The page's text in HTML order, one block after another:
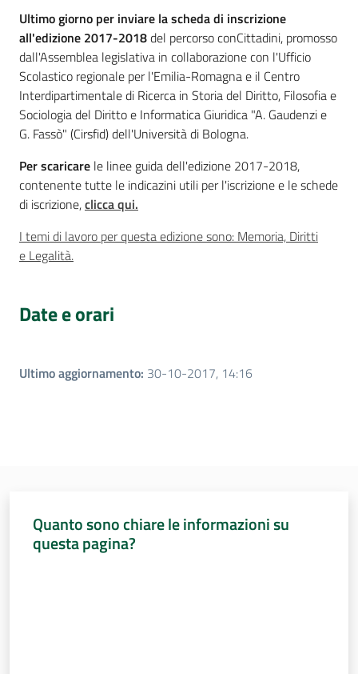
Seguici
su
Attività
Cos'è
Ultimo giorno per inviare la scheda di inscrizione
all'edizione 2017-2018del percorso conCittadini, promosso
dall'Assemblea legislativa in collaborazione con l'Ufficio
Scolastico regionale per l'Emilia-Romagna e il Centro
Interdipartimentale di Ricerca in Storia del Diritto, Filosofia e
Sociologia del Diritto e Informatica Giuridica "A. Gaudenzi e
G. Fassò" (Cirsfid) dell'Università di Bologna.
Per scaricare le linee guida dell'edizione 2017-2018,
contenente tutte le indicazini utili per l'iscrizione e le schede
di iscrizione,clicca qui.
I temi di lavoro per questa edizione sono: Memoria, Diritti
e Legalità.
Date e orari
Ultimo aggiornamento: 30-10-2017, 14:16
Quanto sono chiare le informazioni su
questa pagina?